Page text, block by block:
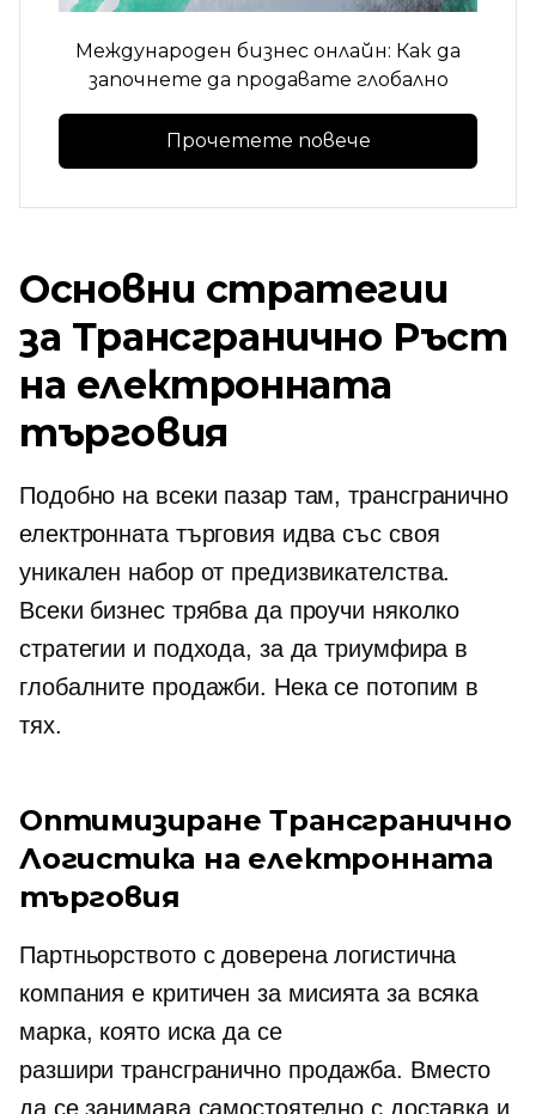
Международен бизнес онлайн: Как да
започнете да продавате глобално
Прочетете повече
Основни стратегии
за Трансгранично Ръст
на електронната
търговия
Подобно на всеки пазар там,трансгранично
електронната търговия идва със своя
уникален набор от предизвикателства.
Всеки бизнес трябва да проучи няколко
стратегии и подхода, за да триумфира в
глобалните продажби. Нека се потопим в
тях.
ОптимизиранеТрансгранично
Логистика на електронната
търговия
Партньорството с доверена логистична
компания е критичен за мисията за всяка
марка, която иска да се
разширитрансграничнопродажба. Вместо
да се занимава самостоятелно с доставка и